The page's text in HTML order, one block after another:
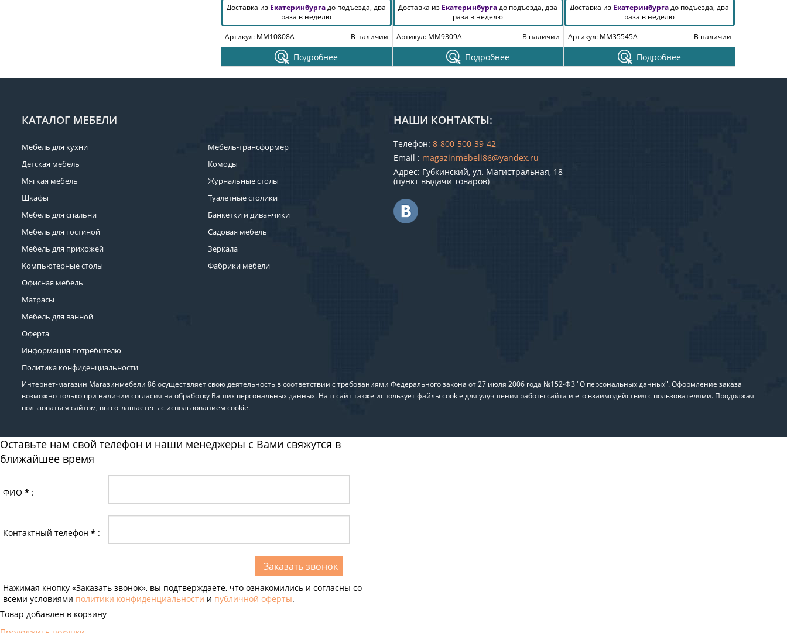
Доставка из Екатеринбургадо подъезда, два
раза в неделю
Артикул: MM10808A
В наличии
Подробнее
Доставка из Екатеринбургадо подъезда, два
раза в неделю
Артикул: MM9309A
В наличии
Подробнее
Доставка из Екатеринбургадо подъезда, два
раза в неделю
Артикул: MM35545A
В наличии
Подробнее
КАТАЛОГ МЕБЕЛИ
Мебель для кухни
Детская мебель
Мягкая мебель
Шкафы
Мебель для спальни
Мебель для гостиной
Мебель для прихожей
Компьютерные столы
Офисная мебель
Матрасы
Мебель для ванной
Оферта
Информация потребителю
Политика конфиденциальности
Мебель-трансформер
Комоды
Журнальные столы
Туалетные столики
Банкетки и диванчики
Садовая мебель
Зеркала
Фабрики мебели
НАШИ КОНТАКТЫ:
Телефон: 8-800-500-39-42
Email : magazinmebeli86@yandex.ru
Адрес: Губкинский, ул. Магистральная, 18
(пункт выдачи товаров)
Интернет-магазин Магазинмебели 86 осуществляет свою деятельность в соответствии с требованиями Федерального закона от 27 июля 2006 года №152-ФЗ "О персональных данных". Оформление заказа
возможно только при наличии согласия на обработку Ваших персональных данных. Наш сайт также использует файлы cookie для улучшения работы сайта и его взаимодействия с пользователями. Продолжая
пользоваться сайтом, вы соглашаетесь с использованием cookie.
Оставьте нам свой телефон и наши менеджеры с Вами свяжутся в
ближайшее время
ФИО * :
Контактный телефон * :
Нажимая кнопку «Заказать звонок», вы подтверждаете, что ознакомились и согласны со
всеми условиями политики конфиденциальности и публичной оферты.
Товар добавлен в корзину